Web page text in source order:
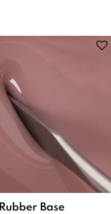
Rubber Base